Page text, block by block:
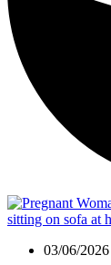
03/06/2026